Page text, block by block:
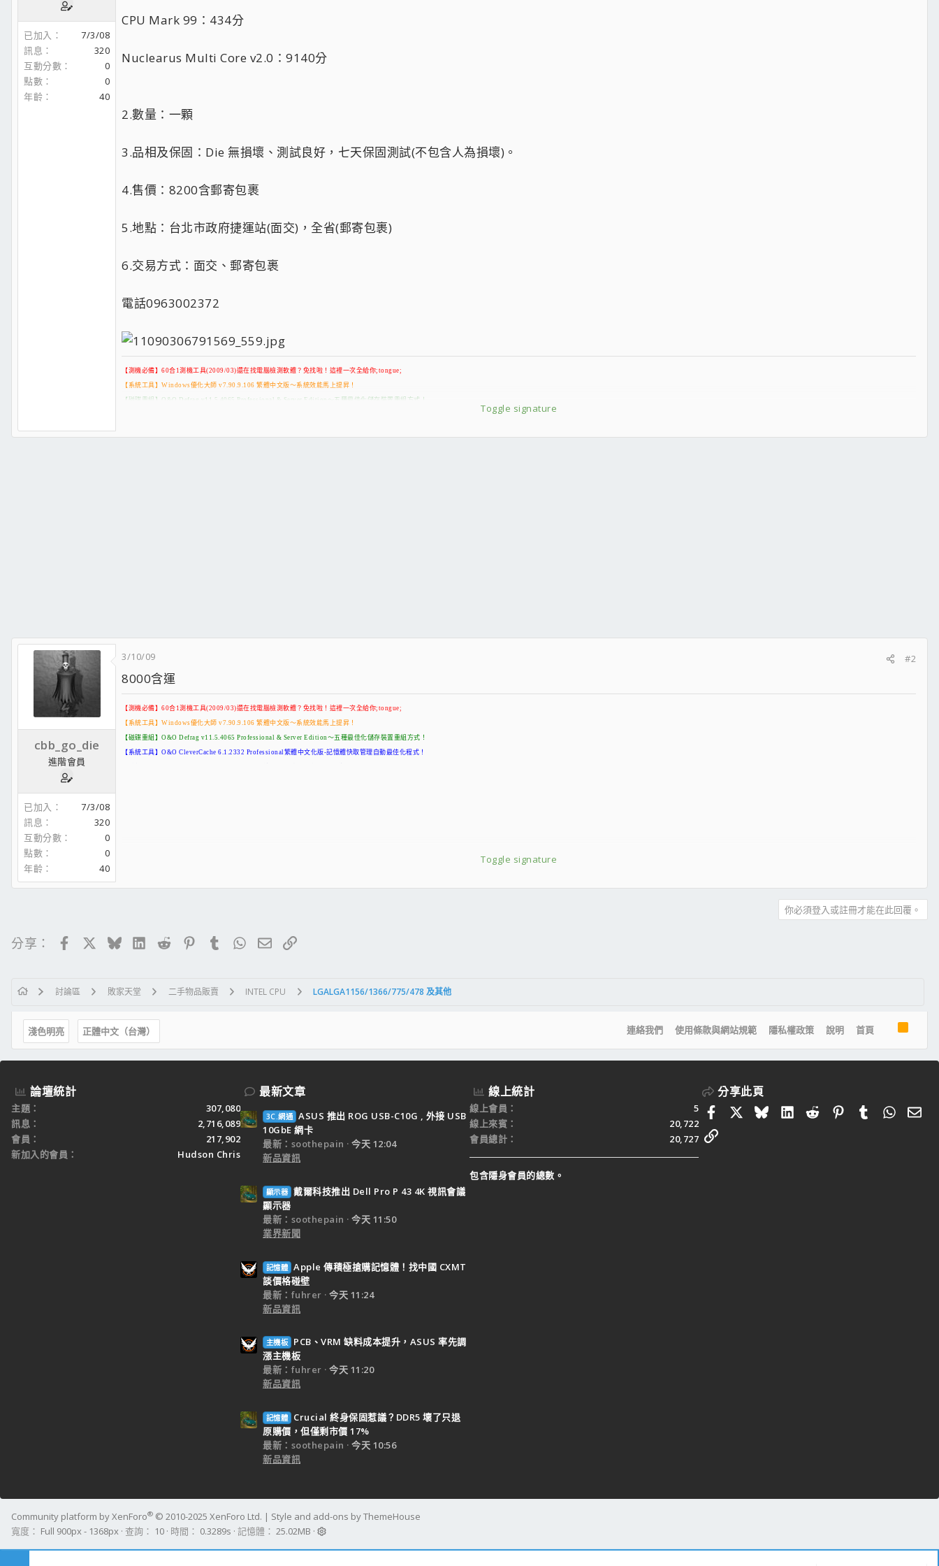
已加入
7/3/08
訊息
320
互動分數
0
點數
0
年齡
40
CPU Mark 99：434分
Nuclearus Multi Core v2.0：9140分
2.數量：一顆
3.品相及保固：Die 無損壞、測試良好，七天保固測試(不包含人為損壞)。
4.售價：8200含郵寄包裹
5.地點：台北市政府捷運站(面交)，全省(郵寄包裹)
6.交易方式：面交、郵寄包裹
電話0963002372
Toggle signature
【測機必備】60合1測機工具(2009/03)還在找電腦檢測軟體？免找啦！這裡一次全給你;tongue;
【系統工具】Windows優化大師 v7.90.9.106 繁體中文版～系統效能馬上提昇！
【磁碟重組】O&O Defrag v11.5.4065 Professional & Server Edition～五種最佳化儲存裝置重組方式！
【影音剪輯】威力導演 7 極致版 + 主題特效包 + 2227c更新檔
【影音剪輯】會聲會影 12 手/自動安裝版
【磁碟重組】Raxco PerfectDisk Pro 2009 v10.0 Build 100
【硬碟修復】HDD Regenerator 1.61 硬碟壞軌嗎？別急著丟先用這款
cbb_go_die
進階會員
已加入
7/3/08
訊息
320
互動分數
0
點數
0
年齡
40
3/10/09 #2
8000含運
Toggle signature
【測機必備】60合1測機工具(2009/03)還在找電腦檢測軟體？免找啦！這裡一次全給你;tongue;
【系統工具】Windows優化大師 v7.90.9.106 繁體中文版～系統效能馬上提昇！
【磁碟重組】O&O Defrag v11.5.4065 Professional & Server Edition～五種最佳化儲存裝置重組方式！
【系統工具】O&O CleverCache 6.1.2332 Professional繁體中文化版-記憶體快取管理自動最佳化程式！
【映像工具】PowerISO v4.3 繁.簡體中文
【防毒防駭】ESET NOD32 Smart Security Business v3.0.684 (32 / 64 bit) 繁體中文版
【影音剪輯】會聲會影 12 手/自動安裝版
【硬碟修復】HDD Regenerator 1.61 硬碟壞軌嗎？別急著丟先用這款
64bit and x64 - 找64bit軟體驅動？來這
80 PLUS - 找省電Power？來這
eXtreme Power Supply Calculator - 需要多少瓦Power？來這
SpeedTest - 測網路速度？來這
見證別人領便當為覺醒的必要條件如是說......Orz
你必須登入或註冊才能在此回覆。
分享： FacebookBlueskyLinkedIn
RedditPinterestTumblrWhatsApp
電子郵件
連結
討論區 敗家天堂 二手物品販賣 INTEL CPU LGALGA1156/1366/775/478 及其他
淺色明亮 正體中文（台灣） 連絡我們 使用條款與網站規範 隱私權政策 說明 首頁
論壇統計
主題
307,080
訊息
2,716,089
會員
217,902
新加入的會員
Hudson Chris
最新文章
3C.網通 ASUS 推出 ROG USB-C10G , 外接 USB
10GbE 網卡
最新：soothepain
今天 12:04
新品資訊
顯示器 戴爾科技推出 Dell Pro P 43 4K 視訊會議
顯示器
最新：soothepain
今天 11:50
業界新聞
記憶體 Apple 傳積極搶購記憶體！找中國 CXMT
談價格碰壁
最新：fuhrer
今天 11:24
新品資訊
主機板
PCB、VRM 缺料成本提升，ASUS 率先調
漲主機板
最新：fuhrer
今天 11:20
新品資訊
記憶體
Crucial 終身保固惹議？DDR5 壞了只退
原購價，但僅剩市價 17%
最新：soothepain
今天 10:56
新品資訊
線上統計
線上會員
5
線上來賓
20,722
會員總計
20,727
包含隱身會員的總數。
分享此頁
FacebookBlueskyLinkedIn
RedditPinterestTumblr 電
連結
Community platform by XenForo® © 2010-2025 XenForo Ltd. | Style and add-ons by ThemeHouse
寬度
查詢 10 時間 0.3289s 記憶體 25.02MB